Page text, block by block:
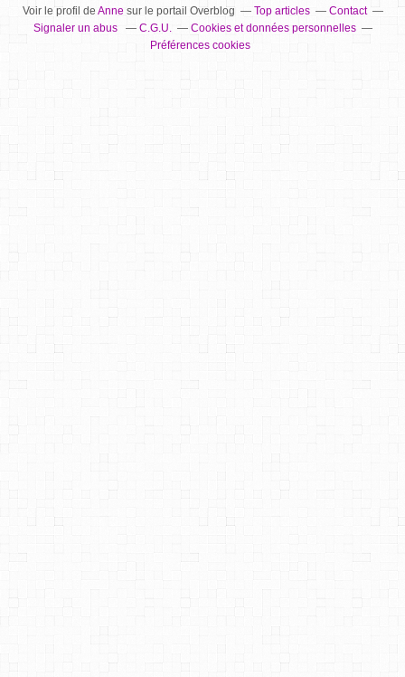
Voir le profil de Annesur le portail Overblog Top articles
Contact
Signaler un abus
C.G.U.
Cookies et données personnelles
Préférences cookies